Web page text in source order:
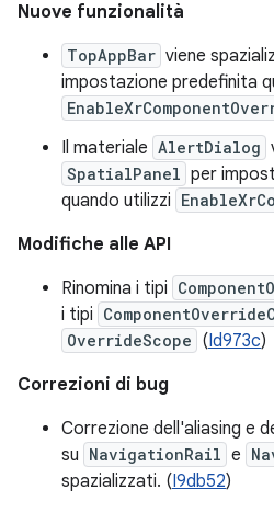
Nuove funzionalità
TopAppBar viene
impostazione predefinita
Il materiale AlertDialog
SpatialPanel per
quando utilizzi
Modifiche alle API
Rinomina i tipi
i tipi
OverrideScope (Id973c)
Correzioni di bug
Correzione dell'aliasing e
su NavigationRail e
spazializzati. (I9db52)